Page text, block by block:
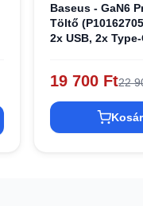
Baseus - GaN6
Töltő
2x USB, 2x Type-
19 700 Ft22